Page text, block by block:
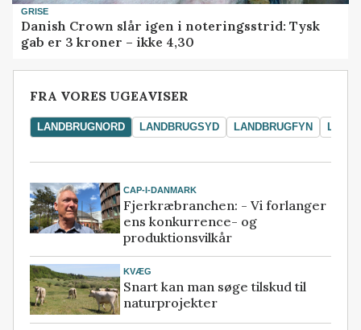
GRISE
Danish Crown slår igen i noteringsstrid: Tysk
gab er 3 kroner – ikke 4,30
FRA VORES UGEAVISER
LANDBRUGNORD LANDBRUGSYD LANDBRUGFYN
CAP-I-DANMARK
Fjerkræbranchen: - Vi forlanger
ens konkurrence- og
produktionsvilkår
KVÆG
Snart kan man søge tilskud til
naturprojekter